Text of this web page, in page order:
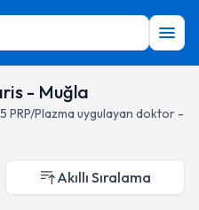
- Muğla
5 PRP/Plazma uygulayan doktor -
Akıllı Sıralama